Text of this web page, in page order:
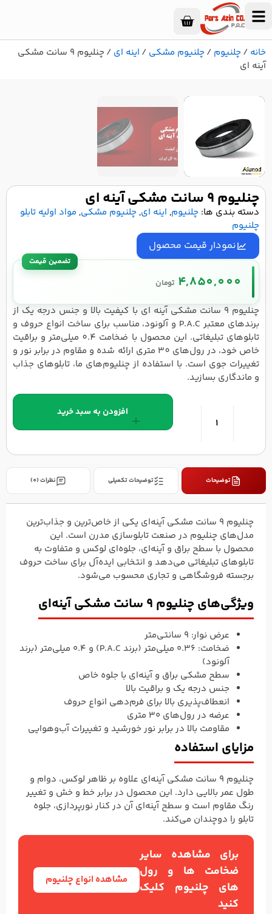
خانه / چلنیوم / چلنیوم مشکی / اینه ای
/ چنلیوم 9 سانت مشکی
آینه ای
۱/
چنلیوم 9 سانت مشکی آینه ای
دسته بندی ها: چلنیوم, اینه ای, چلنیوم مشکی, مواد اولیه تابلو
چلنیوم
نمودار قیمت محصول
4,850,000 تومان
چنلیوم 9 سانت مشکی آینه ای با کیفیت بالا و جنس درجه یک از
برندهای معتبر P.A.C و آلونود، مناسب برای ساخت انواع حروف و
تابلوهای تبلیغاتی. این محصول با ضخامت 0.4 میلی‌متر و براقیت
خاص خود، در رول‌های 30 متری ارائه شده و مقاوم در برابر نور و
تغییرات جوی است. با استفاده از چنلیوم‌های ما، تابلوهای جذاب
و ماندگاری بسازید.
افزودن به سبد خرید
توضیحات توضیحات تکمیلی نظرات (0)
چنلیوم ۹ سانت مشکی آینه‌ای یکی از خاص‌ترین و جذاب‌ترین
مدل‌های چنلیوم در صنعت تابلو‌سازی مدرن است. این
محصول با سطح براق و آینه‌ای، جلوه‌ای لوکس و متفاوت به
تابلوهای تبلیغاتی می‌دهد و انتخابی ایده‌آل برای ساخت حروف
برجسته فروشگاهی و تجاری محسوب می‌شود.
ویژگی‌های چنلیوم ۹ سانت مشکی آینه‌ای
عرض نوار: ۹ سانتی‌متر
ضخامت: ۰.۳۶ میلی‌متر (برند P.A.C) و ۰.۴ میلی‌متر (برند
آلونود)
سطح مشکی براق و آینه‌ای با جلوه خاص
جنس درجه یک و براقیت بالا
انعطاف‌پذیری بالا برای فرم‌دهی انواع حروف
عرضه در رول‌های ۳۰ متری
مقاومت بالا در برابر نور خورشید و تغییرات آب‌و‌هوایی
مزایای استفاده
چنلیوم ۹ سانت مشکی آینه‌ای علاوه بر ظاهر لوکس، دوام و
طول عمر بالایی دارد. این محصول در برابر خط و خش و تغییر
رنگ مقاوم است و سطح آینه‌ای آن در کنار نورپردازی، جلوه
تابلو را دوچندان می‌کند.
برای مشاهده سایر
ضخامت ها و رول
های چلنیوم کلیک
کنید
مشاهده انواع چلنیوم